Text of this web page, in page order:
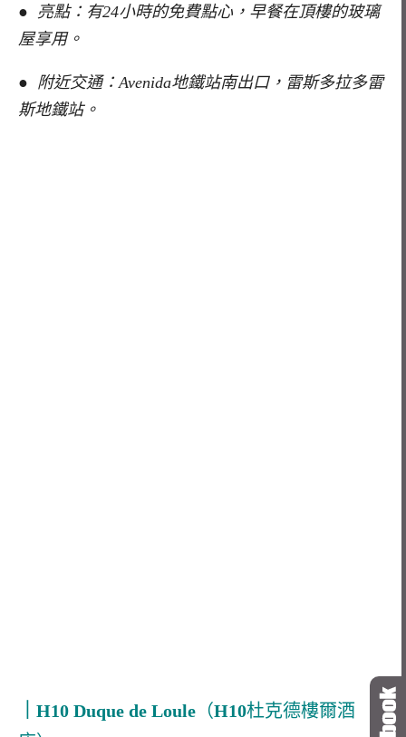
● 亮點：有24小時的免費點心，早餐在頂樓的玻璃
屋享用。
● 附近交通：Avenida地鐵站南出口，雷斯多拉多雷
斯地鐵站。
｜H10 Duque de Loule （H10杜克德樓爾酒